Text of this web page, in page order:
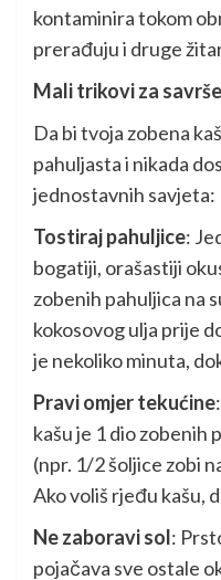
kontaminira tokom
prerađuju i druge
Mali trikovi za
Da bi tvoja zobena
pahuljasta i nikada
jednostavnih savjeta:
Tostiraj pahuljice:
bogatiji, orašastiji
zobenih pahuljica na
kokosovog ulja prije
je nekoliko minuta,
Pravi omjer tekućine
kašu je 1 dio zobenih
(npr. 1/2 šoljice zobi
Ako voliš rjeđu kašu,
Ne zaboravi sol:
pojačava sve ostale